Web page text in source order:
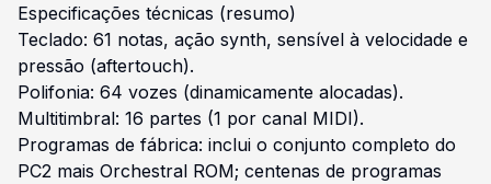
Especificações técnicas (resumo)
Teclado: 61 notas, ação synth, sensível à velocidade e
pressão (aftertouch).
Polifonia: 64 vozes (dinamicamente alocadas).
Multitimbral: 16 partes (1 por canal MIDI).
Programas de fábrica: inclui o conjunto completo do
PC2 mais Orchestral ROM; centenas de programas